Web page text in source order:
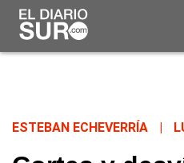
ESTEBAN ECHEVERRÍA